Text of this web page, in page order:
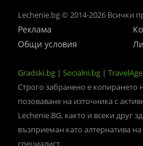
Lechenie.bg © 2014-2026 Всички
Реклама
Общи условия
Gradski.bg | Socialni.bg |
Строго забранено е копирането
позоваване на източника с
Lechenie.BG, както и всеки друг
възприеман като алтернатива на
специалист.